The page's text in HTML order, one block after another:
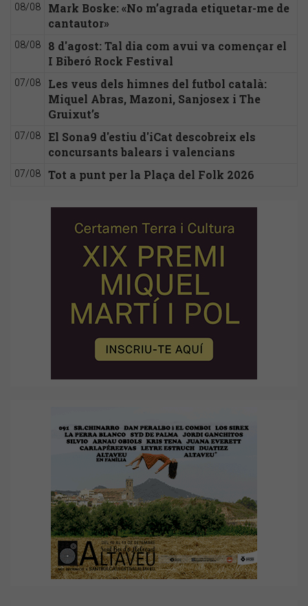
08/08
Mark Boske: «No m’agrada etiquetar-me de
cantautor»
08/08
8 d'agost: Tal dia com avui va començar el
I Biberó Rock Festival
07/08
Les veus dels himnes del futbol català:
Miquel Abras, Mazoni, Sanjosex i The
Gruixut’s
07/08
El Sona9 d'estiu d'iCat descobreix els
concursants balears i valencians
07/08 Tot a punt per la Plaça del Folk 2026